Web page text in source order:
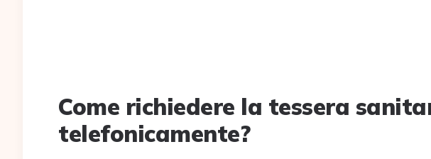
Come richiedere la tessera
telefonicamente?